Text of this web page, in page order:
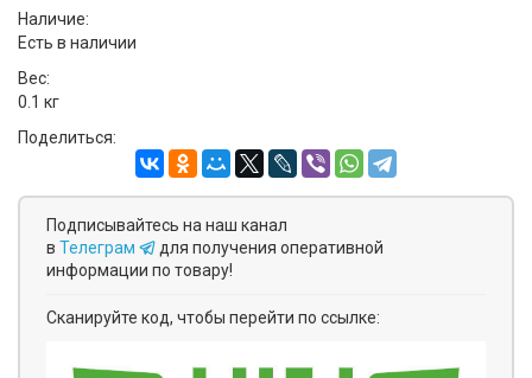
Наличие:
Есть в наличии
Вес:
0.1 кг
Поделиться:
Подписывайтесь на наш канал
в Телеграм
для получения оперативной
информации по товару!
Сканируйте код, чтобы перейти по ссылке: